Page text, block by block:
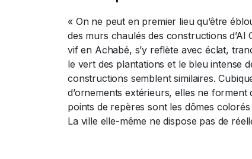
« On ne peut en premier lieu qu’être
des murs chaulés des constructions d’Al
vif en Achabé, s’y reflète avec éclat,
le vert des plantations et le bleu intense
constructions semblent similaires.
d’ornements extérieurs, elles ne forment
points de repères sont les dômes colorés
La ville elle-même ne dispose pas de